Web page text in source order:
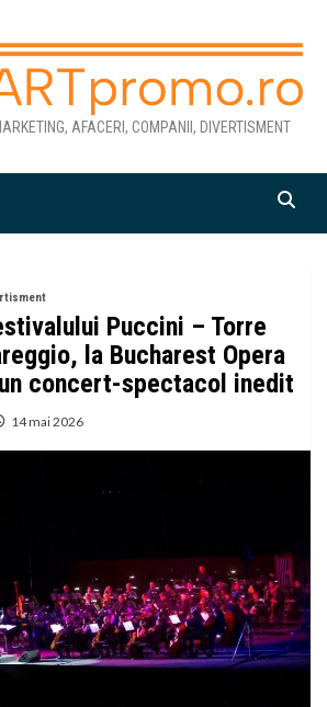
AFACERI, COMPANII, DIVERTISMENT
Puccini – Torre
la Bucharest Opera
concert-spectacol inedit
14 mai 2026